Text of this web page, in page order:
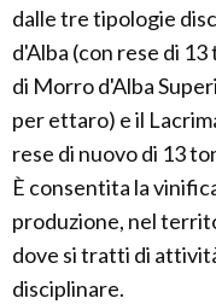
dalle tre tipologie
d'Alba (con rese di
di Morro d'Alba
per ettaro) e il
rese di nuovo di 13
È consentita la
produzione, nel
dove si tratti di
disciplinare.